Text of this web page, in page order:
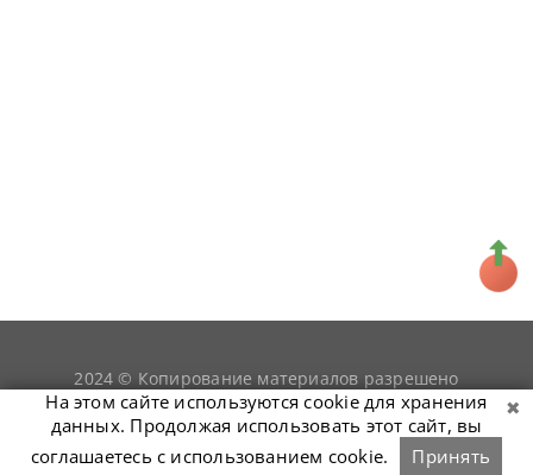
2024 © Копирование материалов разрешено
только при условии гиперссылки наsnookerist.ru
На этом сайте используются cookie для хранения
данных. Продолжая использовать этот сайт, вы
соглашаетесь с использованием cookie.
Принять